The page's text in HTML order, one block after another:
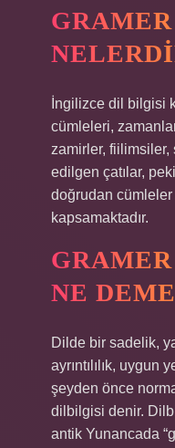
İngilizce dil bilgisi
cümleleri,
zamirler,
edilgen çatılar,
doğrudan
kapsamaktadır.
NE
Dilde bir sadelik,
ayrıntılılık, uygun
şeyden önce
dilbilgisi denir.
antik Yunancada